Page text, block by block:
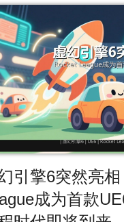
引擎6突然亮
成为首款